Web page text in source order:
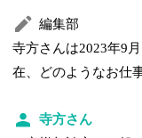
編集部
寺方さんは2023年9
在、どのようなお仕
寺方さん